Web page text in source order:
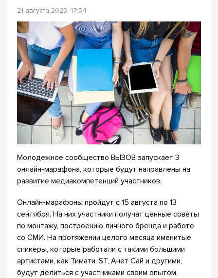
21 августа 2023, 17:54
Молодежное сообщество ВЫЗОВ запускает 3
онлайн-марафона, которые будут направлены на
развитие медиакомпетенций участников.
Онлайн-марафоны пройдут с 15 августа по 13
сентября. На них участники получат ценные советы
по монтажу, построению личного бренда и работе
со СМИ. На протяжении целого месяца именитые
спикеры, которые работали с такими большими
артистами, как Тимати, ST, Анет Сай и другими,
будут делиться с участниками своим опытом,